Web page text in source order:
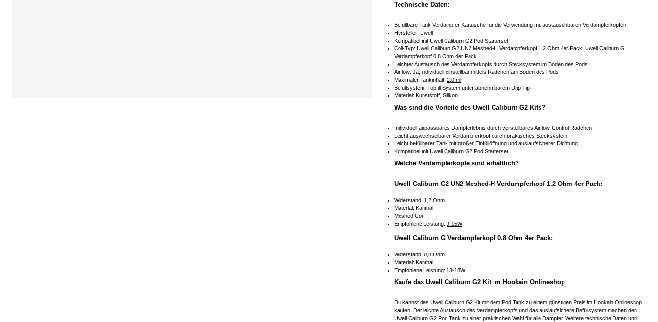
Technische Daten:
Befüllbare Tank Verdampfer Kartusche für die Verwendung mit austauschbaren Verdampferköpfen
Hersteller: Uwell
Kompatibel mit Uwell Caliburn G2 Pod Starterset
Coil-Typ: Uwell Caliburn G2 UN2 Meshed-H Verdampferkopf 1.2 Ohm 4er Pack, Uwell Caliburn G
Verdampferkopf 0.8 Ohm 4er Pack
Leichter Austausch des Verdampferkopfs durch Stecksystem im Boden des Pods
Airflow: Ja, individuell einstellbar mittels Rädchen am Boden des Pods
Maximaler Tankinhalt: 2,0 ml
Befüllsystem: Topfill System unter abnehmbarem Drip Tip
Material: Kunststoff, Silikon
Was sind die Vorteile des Uwell Caliburn G2 Kits?
Individuell anpassbares Dampferlebnis durch verstellbares Airflow-Control Rädchen
Leicht auswechselbarer Verdampferkopf durch praktisches Stecksystem
Leicht befüllbarer Tank mit großer Einfüllöffnung und auslaufsicherer Dichtung
Kompatibel mit Uwell Caliburn G2 Pod Starterset
Welche Verdampferköpfe sind erhältlich?
Uwell Caliburn G2 UN2 Meshed-H Verdampferkopf 1.2 Ohm 4er Pack:
Widerstand: 1,2 Ohm
Material: Kanthal
Meshed Coil
Empfohlene Leistung: 9-15W
Uwell Caliburn G Verdampferkopf 0.8 Ohm 4er Pack:
Widerstand: 0,8 Ohm
Material: Kanthal
Empfohlene Leistung: 13-18W
Kaufe das Uwell Caliburn G2 Kit im Hookain Onlineshop
Du kannst das Uwell Caliburn G2 Kit mit dem Pod Tank zu einem günstigen Preis im Hookain Onlineshop
kaufen. Der leichte Austausch des Verdampferkopfs und das auslaufsichere Befüllsystem machen den
Uwell Caliburn G2 Pod Tank zu einer praktischen Wahl für alle Dampfer. Weitere technische Daten und